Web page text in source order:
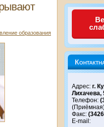
образования
Адрес: г.
Лихачева,
Телефон:
Факс:
E-mail: